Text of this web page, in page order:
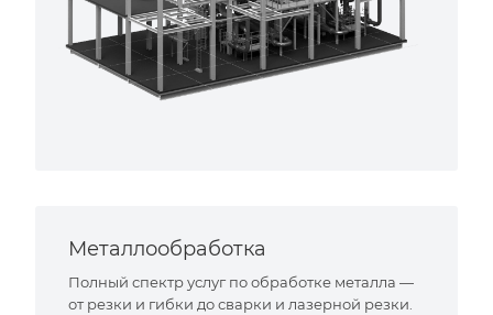
Металлообработка
Полный спектр услуг по обработке металла —
от резки и гибки до сварки и лазерной резки.